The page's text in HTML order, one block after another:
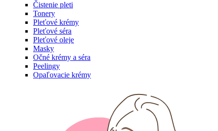
Čistenie pleti
Tonery
Pleťové krémy
Pleťové séra
Pleťové oleje
Masky
Očné krémy a séra
Peelingy
Opaľovacie krémy